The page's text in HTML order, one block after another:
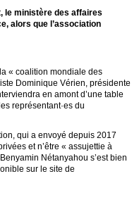
le ministère des affaires
alors que l’association
« coalition mondiale des
Dominique Vérien, présidente
en amont d’une table
représentant·es du
qui a envoyé depuis 2017
et n’être « assujettie à
Nétanyahou s’est bien
sur le site de